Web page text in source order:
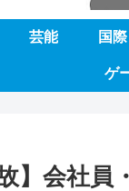
芸能 国際
ゲ
】会社